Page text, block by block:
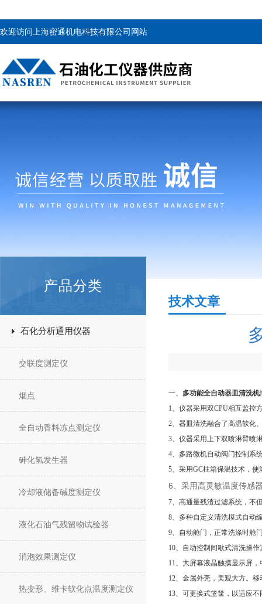
欢迎访问上海密通机电科技有限公司网站
产品分类
石化分析通用仪器
交联度测定仪
烟点
全自动香料冻点测定仪
砷化氢发生器
冷却液储备碱度测定仪
液化石油气残留物试验器
消泡效果测定仪
热变形、维卡软化点温度测定仪
技术文章
一、 多功能全自动器皿清洗机
1、仪器采用双CPU相互监控
2、器皿清洗融合了高温软化
3、仪器采用上下双喷淋臂喷
4、多路微机自动阀门控制系
5、采用GC柱箱保温技术，
6、采用高灵敏温度传感
7、高通量残渣过滤系统，不
8、多种自定义清洗模式自动
9、自动舱门，正常洗涤时舱
10、自动控制间歇式清洗操
11、大屏幕液晶触摸显示屏
12、金属外壳，美观大方。
13、可更换式篮筐，以适应